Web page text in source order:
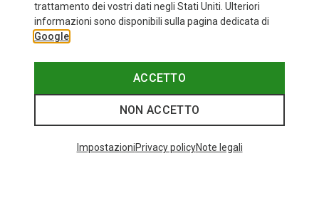
trattamento dei vostri dati negli Stati Uniti. Ulteriori
informazioni sono disponibili sulla pagina dedicata di
Google
ACCETTO
NON ACCETTO
ImpostazioniPrivacy policyNote legali